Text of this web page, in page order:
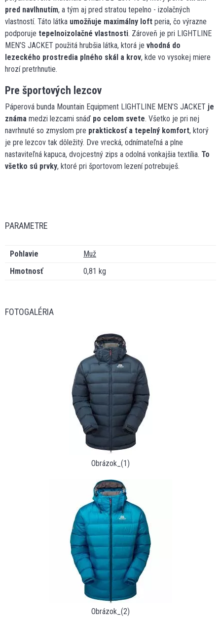
pred navlhnutím, a tým aj pred stratou tepelno - izolačných
vlastností. Táto látka umožňuje maximálny loft peria, čo výrazne
podporuje tepelnoizolačné vlastnosti. Zároveň je pri LIGHTLINE
MEN’S JACKET použitá hrubšia látka, ktorá je vhodná do
lezeckého prostredia plného skál a krov, kde vo vysokej miere
hrozí pretrhnutie.
Pre športových lezcov
Páperová bunda Mountain Equipment LIGHTLINE MEN’S JACKET je
známa medzi lezcami snáď po celom svete. Všetko je pri nej
navrhnuté so zmyslom pre praktickosť a tepelný komfort, ktorý
je pre lezcov tak dôležitý. Dve vrecká, odnímateľná a plne
nastaviteľná kapuca, dvojcestný zips a odolná vonkajšia textília. To
všetko sú prvky, ktoré pri športovom lezení potrebuješ.
PARAMETRE
Pohlavie
Muž
Hmotnosť
0,81 kg
FOTOGALÉRIA
Obrázok_(1)
Obrázok_(2)